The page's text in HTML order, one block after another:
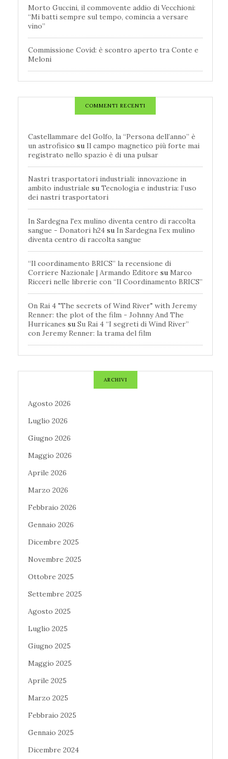
Morto Guccini, il commovente addio di Vecchioni:
“Mi batti sempre sul tempo, comincia a versare
vino”
Commissione Covid: è scontro aperto tra Conte e
Meloni
COMMENTI RECENTI
Castellammare del Golfo, la “Persona dell’anno” è
un astrofisico su Il campo magnetico più forte mai
registrato nello spazio è di una pulsar
Nastri trasportatori industriali: innovazione in
ambito industriale su Tecnologia e industria: l’uso
dei nastri trasportatori
In Sardegna l'ex mulino diventa centro di raccolta
sangue - Donatori h24 su In Sardegna l’ex mulino
diventa centro di raccolta sangue
“Il coordinamento BRICS” la recensione di
Corriere Nazionale | Armando Editore su Marco
Ricceri nelle librerie con “Il Coordinamento BRICS”
On Rai 4 "The secrets of Wind River" with Jeremy
Renner: the plot of the film - Johnny And The
Hurricanes su Su Rai 4 “I segreti di Wind River”
con Jeremy Renner: la trama del film
ARCHIVI
Agosto 2026
Luglio 2026
Giugno 2026
Maggio 2026
Aprile 2026
Marzo 2026
Febbraio 2026
Gennaio 2026
Dicembre 2025
Novembre 2025
Ottobre 2025
Settembre 2025
Agosto 2025
Luglio 2025
Giugno 2025
Maggio 2025
Aprile 2025
Marzo 2025
Febbraio 2025
Gennaio 2025
Dicembre 2024